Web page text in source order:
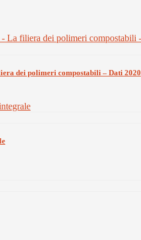
dei polimeri compostabili – Dati 2020